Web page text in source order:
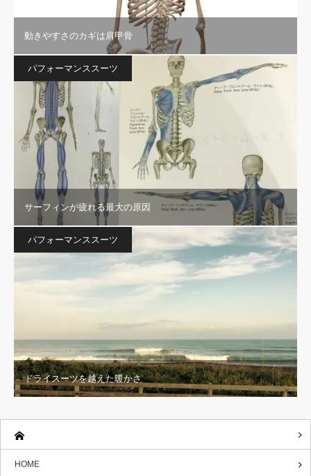
動きやすさのカギは肩甲骨
パフォーマンススーツ
サーフィンが疲れる最大の原因
パフォーマンススーツ
ドライスーツを越えた暖かさ
HOME